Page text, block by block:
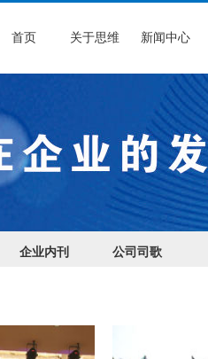
首页 关于思维 新闻中心
企业内刊 公司司歌